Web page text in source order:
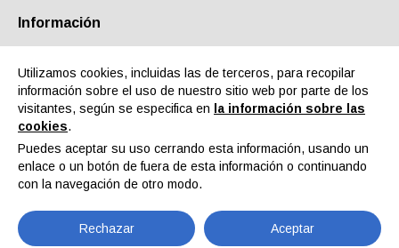
Quiénes somos Socios Contactos Área reservada
Información
Utilizamos cookies, incluidas las de terceros, para recopilar
información sobre el uso de nuestro sitio web por parte de los
visitantes, según se especifica en
la información sobre las
cookies.
Puedes aceptar su uso cerrando esta información, usando un
enlace o un botón de fuera de esta información o continuando
con la navegación de otro modo.
Rechazar Aceptar